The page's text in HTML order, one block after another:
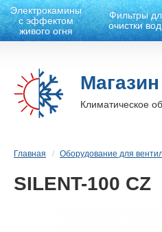
Электрокамины
с эффектом
живого огня
Фильтры
очистки
Климатическое
Главная Оборудование для
SILENT-100 CZ